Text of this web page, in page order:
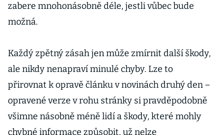
zabere mnohonásobně déle, jestli vůbec bude
možná.
Každý zpětný zásah jen může zmírnit další škody,
ale nikdy nenapraví minulé chyby. Lze to
přirovnat k opravě článku v novinách druhý den –
opravené verze v rohu stránky si pravděpodobně
všimne násobně méně lidí a škody, které mohly
chybné informace způsobit, už nelze